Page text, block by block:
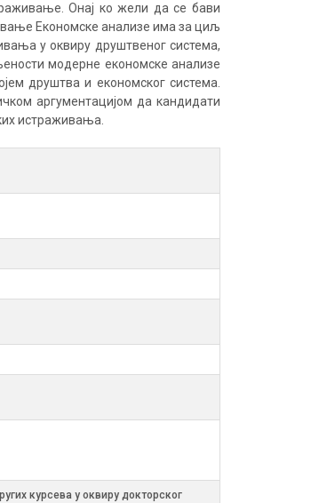
Онај ко жели да се бави
Економске анализе има за циљ
у оквиру друштвеног система,
модерне економске анализе
друштва и економског система.
аргументацијом да кандидати
истраживања.
курсева у оквиру докторског